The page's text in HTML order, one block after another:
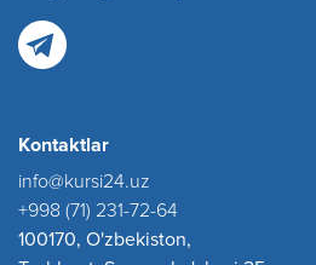
Kontaktlar
info@kursi24.uz
+998 (71) 231-72-64
100170, O'zbekiston,